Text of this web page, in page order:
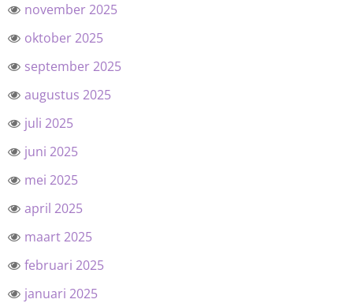
november 2025
oktober 2025
september 2025
augustus 2025
juli 2025
juni 2025
mei 2025
april 2025
maart 2025
februari 2025
januari 2025